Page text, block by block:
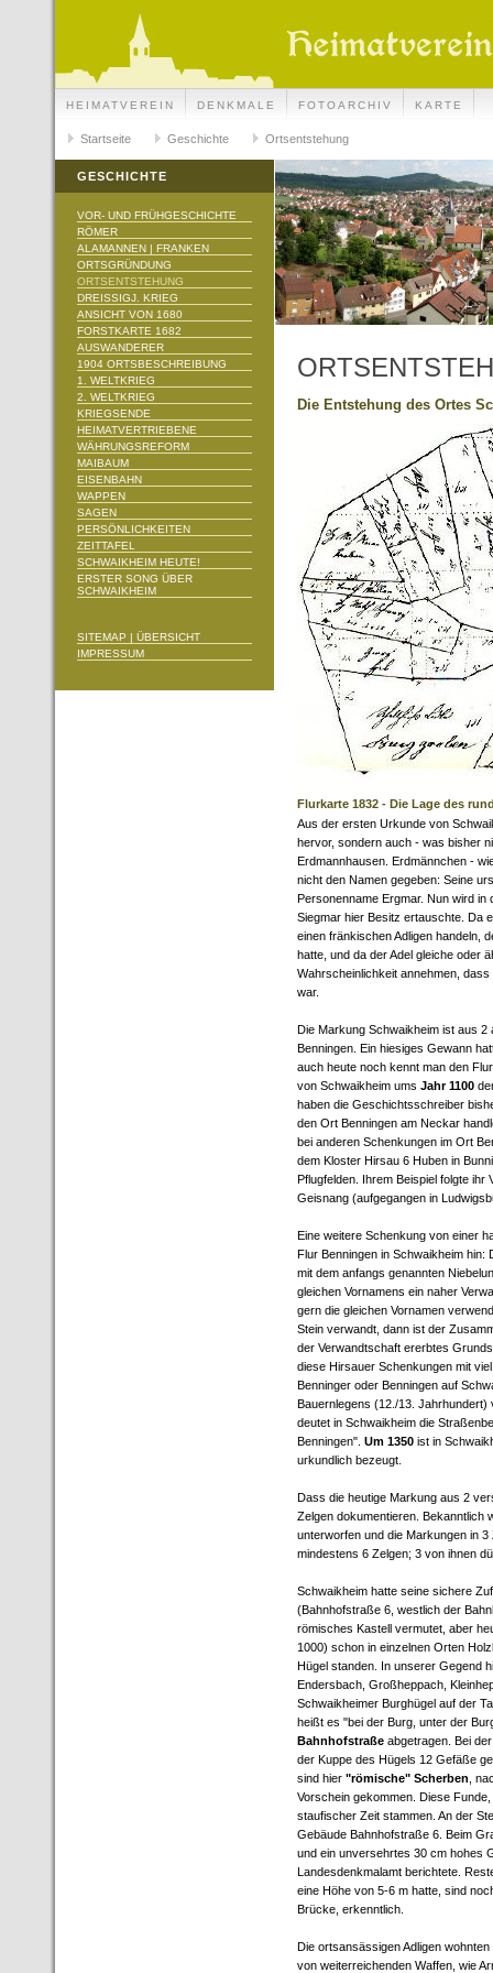
HEIMATVEREIN DENKMALE FOTOARCHIV KARTE
Startseite Geschichte Ortsentstehung
GESCHICHTE
VOR- UND FRÜHGESCHICHTE
RÖMER
ALAMANNEN | FRANKEN
ORTSGRÜNDUNG
ORTSENTSTEHUNG
DREISSIGJ. KRIEG
ANSICHT VON 1680
FORSTKARTE 1682
AUSWANDERER
1904 ORTSBESCHREIBUNG
1. WELTKRIEG
2. WELTKRIEG
KRIEGSENDE
HEIMATVERTRIEBENE
WÄHRUNGSREFORM
MAIBAUM
EISENBAHN
WAPPEN
SAGEN
PERSÖNLICHKEITEN
ZEITTAFEL
SCHWAIKHEIM HEUTE!
ERSTER SONG ÜBER
SCHWAIKHEIM
SITEMAP | ÜBERSICHT
IMPRESSUM
Die Entstehung des Ortes
Flurkarte 1832 - Die Lage des
Aus der ersten Urkunde von
hervor, sondern auch - was bisher
Erdmannhausen. Erdmännchen -
nicht den Namen gegeben: Seine
Personenname Ergmar. Nun wird
Siegmar hier Besitz ertauschte. Da
einen fränkischen Adligen handeln,
hatte, und da der Adel gleiche oder
Wahrscheinlichkeit annehmen,
war.
Die Markung Schwaikheim ist aus 2
Benningen. Ein hiesiges Gewann
auch heute noch kennt man den
von Schwaikheim ums Jahr 1100
haben die Geschichtsschreiber
den Ort Benningen am Neckar
bei anderen Schenkungen im Ort
dem Kloster Hirsau 6 Huben in
Pflugfelden. Ihrem Beispiel folgte
Geisnang (aufgegangen in
Eine weitere Schenkung von einer
Flur Benningen in Schwaikheim
mit dem anfangs genannten
gleichen Vornamens ein naher
gern die gleichen Vornamen
Stein verwandt, dann ist der
der Verwandtschaft ererbtes
diese Hirsauer Schenkungen mit
Benninger oder Benningen auf
Bauernlegens (12./13.
deutet in Schwaikheim die
Benningen". Um 1350 ist in
urkundlich bezeugt.
Dass die heutige Markung aus 2
Zelgen dokumentieren. Bekanntlich
unterworfen und die Markungen in
mindestens 6 Zelgen; 3 von ihnen
Schwaikheim hatte seine sichere
(Bahnhofstraße 6, westlich der
römisches Kastell vermutet, aber
1000) schon in einzelnen Orten
Hügel standen. In unserer Gegend
Endersbach, Großheppach,
Schwaikheimer Burghügel auf der
heißt es "bei der Burg, unter der
Bahnhofstraße abgetragen. Bei
der Kuppe des Hügels 12 Gefäße
sind hier "römische" Scherben ,
Vorschein gekommen. Diese
staufischer Zeit stammen. An der
Gebäude Bahnhofstraße 6. Beim
und ein unversehrtes 30 cm hohes
Landesdenkmalamt berichtete.
eine Höhe von 5-6 m hatte, sind
Brücke, erkenntlich.
Die ortsansässigen Adligen
von weiterreichenden Waffen, wie